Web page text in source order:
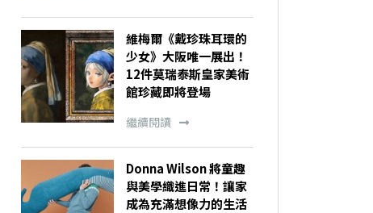
維梅爾《戴珍珠耳環的
少女》大阪唯一展出！
12件莫瑞泰斯皇家美術
館珍藏即將登場
繼續閱讀
Donna Wilson 將童趣
與美學織進日常！讓家
成為充滿想像力的生活